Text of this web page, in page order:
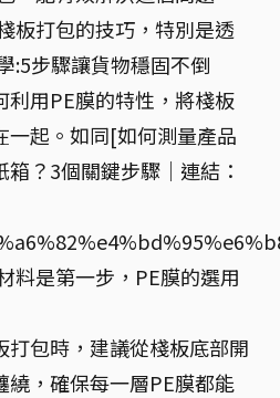
板打包的技巧，特別是透
:5步驟讓貨物穩固不倒
用PE膜的特性，將棧板
一起。如同[如何測量產品
？3個關鍵步驟｜連結：
料是第一步，PE膜的選用
包時，建議從棧板底部開
繞，確保每一層PE膜都能